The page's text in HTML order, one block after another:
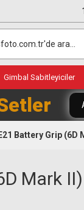
Gimbal Sabitleyiciler
Battery Grip (6D
Mark II)